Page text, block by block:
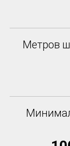
Метров